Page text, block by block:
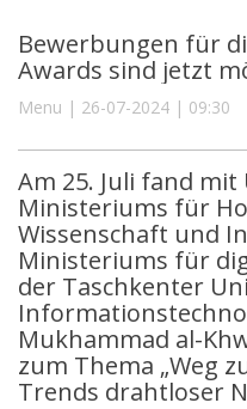
Bewerbungen für
Awards sind jetzt
Menu | 26-07-2024 | 09:30
Am 25. Juli fand
Ministeriums für
Wissenschaft und
Ministeriums für
der Taschkenter
Mukhammad al-
zum Thema „Weg
Trends drahtloser